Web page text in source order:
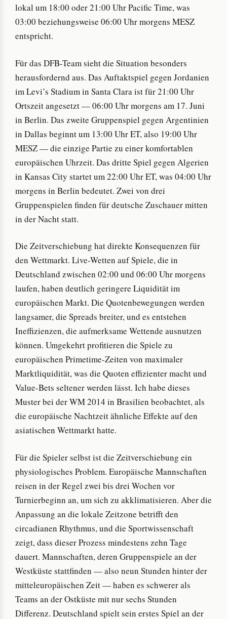
lokal um 18:00 oder 21:00 Uhr Pacific Time, was
03:00 beziehungsweise 06:00 Uhr morgens MESZ
entspricht.
Für das DFB-Team sieht die Situation besonders
herausfordernd aus. Das Auftaktspiel gegen Jordanien
im Levi’s Stadium in Santa Clara ist für 21:00 Uhr
Ortszeit angesetzt — 06:00 Uhr morgens am 17. Juni
in Berlin. Das zweite Gruppenspiel gegen Argentinien
in Dallas beginnt um 13:00 Uhr ET, also 19:00 Uhr
MESZ — die einzige Partie zu einer komfortablen
europäischen Uhrzeit. Das dritte Spiel gegen Algerien
in Kansas City startet um 22:00 Uhr ET, was 04:00 Uhr
morgens in Berlin bedeutet. Zwei von drei
Gruppenspielen finden für deutsche Zuschauer mitten
in der Nacht statt.
Die Zeitverschiebung hat direkte Konsequenzen für
den Wettmarkt. Live-Wetten auf Spiele, die in
Deutschland zwischen 02:00 und 06:00 Uhr morgens
laufen, haben deutlich geringere Liquidität im
europäischen Markt. Die Quotenbewegungen werden
langsamer, die Spreads breiter, und es entstehen
Ineffizienzen, die aufmerksame Wettende ausnutzen
können. Umgekehrt profitieren die Spiele zu
europäischen Primetime-Zeiten von maximaler
Marktliquidität, was die Quoten effizienter macht und
Value-Bets seltener werden lässt. Ich habe dieses
Muster bei der WM 2014 in Brasilien beobachtet, als
die europäische Nachtzeit ähnliche Effekte auf den
asiatischen Wettmarkt hatte.
Für die Spieler selbst ist die Zeitverschiebung ein
physiologisches Problem. Europäische Mannschaften
reisen in der Regel zwei bis drei Wochen vor
Turnierbeginn an, um sich zu akklimatisieren. Aber die
Anpassung an die lokale Zeitzone betrifft den
circadianen Rhythmus, und die Sportwissenschaft
zeigt, dass dieser Prozess mindestens zehn Tage
dauert. Mannschaften, deren Gruppenspiele an der
Westküste stattfinden — also neun Stunden hinter der
mitteleuropäischen Zeit — haben es schwerer als
Teams an der Ostküste mit nur sechs Stunden
Differenz. Deutschland spielt sein erstes Spiel an der